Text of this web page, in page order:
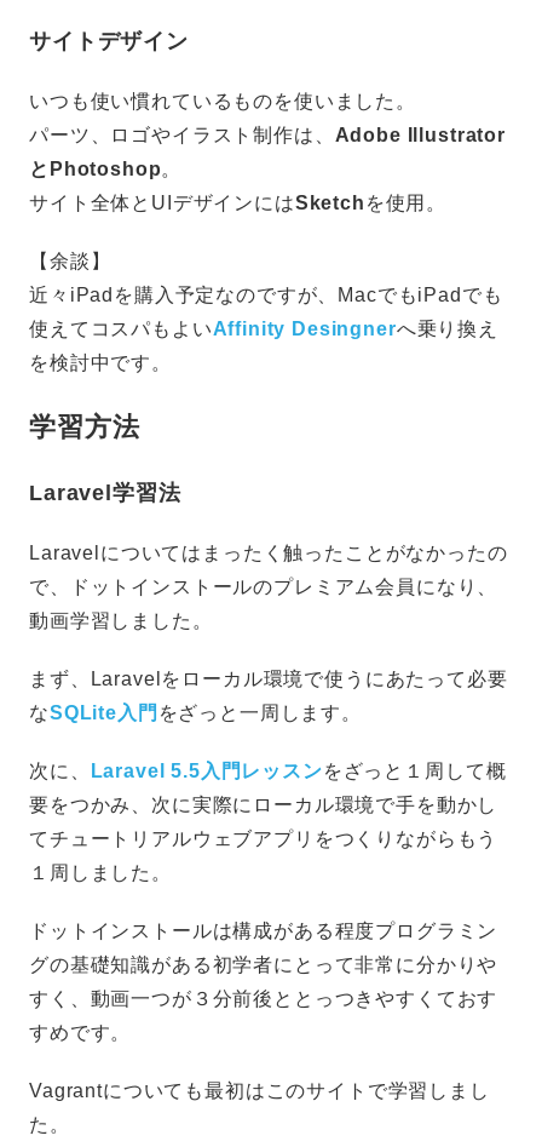
サイトデザイン
いつも使い慣れているものを使いました。
パーツ、ロゴやイラスト制作は、 Adobe Illustrator
とPhotoshop。
サイト全体とUIデザインにはSketch を使用。
【余談】
近々iPadを購入予定なのですが、MacでもiPadでも
使えてコスパもよいAffinity Desingnerへ乗り換え
を検討中です。
学習方法
Laravel学習法
Laravelについてはまったく触ったことがなかったの
で、ドットインストールのプレミアム会員になり、
動画学習しました。
まず、Laravelをローカル環境で使うにあたって必要
なSQLite入門 をざっと一周します。
次に、 Laravel 5.5入門レッスンをざっと１周して概
要をつかみ、次に実際にローカル環境で手を動かし
てチュートリアルウェブアプリをつくりながらもう
１周しました。
ドットインストールは構成がある程度プログラミン
グの基礎知識がある初学者にとって非常に分かりや
すく、動画一つが３分前後ととっつきやすくておす
すめです。
Vagrantについても最初はこのサイトで学習しまし
た。